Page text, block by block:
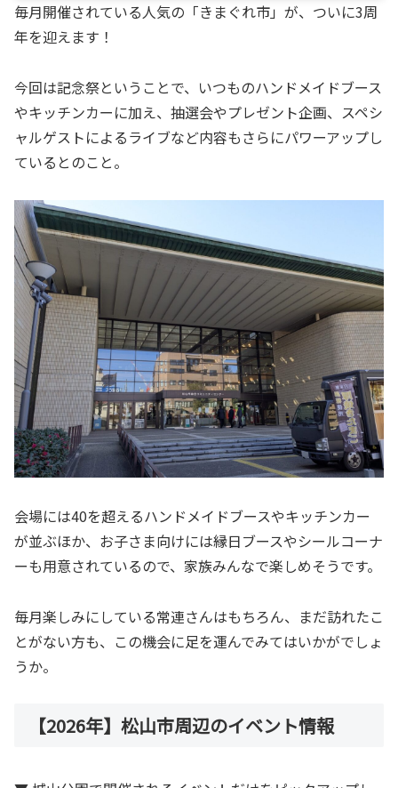
毎月開催されている人気の「きまぐれ市」が、ついに3周
年を迎えます！
今回は記念祭ということで、いつものハンドメイドブース
やキッチンカーに加え、抽選会やプレゼント企画、スペシ
ャルゲストによるライブなど内容もさらにパワーアップし
ているとのこと。
会場には40を超えるハンドメイドブースやキッチンカー
が並ぶほか、お子さま向けには縁日ブースやシールコーナ
ーも用意されているので、家族みんなで楽しめそうです。
毎月楽しみにしている常連さんはもちろん、まだ訪れたこ
とがない方も、この機会に足を運んでみてはいかがでしょ
うか。
【2026年】松山市周辺のイベント情報